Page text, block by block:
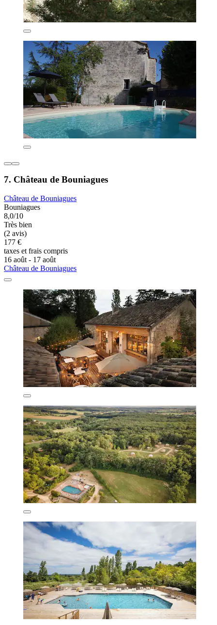
7. Château de Bouniagues
Château de Bouniagues
Bouniagues
8,0/10
Très bien
(2 avis)
177 €
taxes et frais compris
16 août - 17 août
Château de Bouniagues